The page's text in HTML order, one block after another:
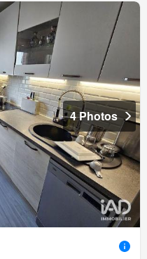
4 Photos